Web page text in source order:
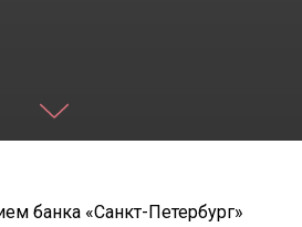
банка «Санкт-Петербург»